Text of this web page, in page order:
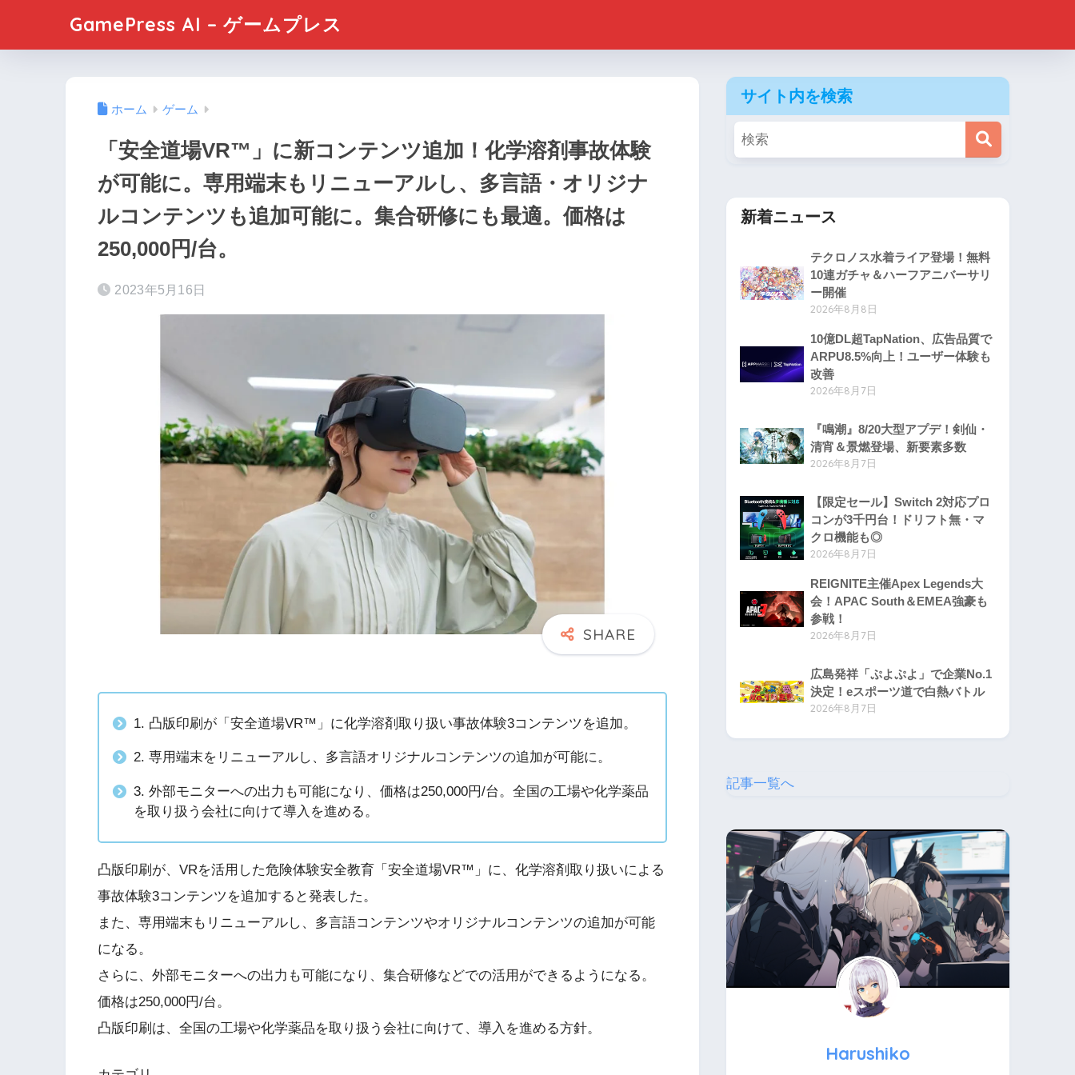
GamePress AI – ゲームプレス
ホーム ゲーム
「安全道場VR™」に新コンテンツ追加！化学溶剤事故体験
が可能に。専用端末もリニューアルし、多言語・オリジナ
ルコンテンツも追加可能に。集合研修にも最適。価格は
250,000円/台。
2023年5月16日
1. 凸版印刷が「安全道場VR™」に化学溶剤取り扱い事故体験3コンテンツを追加。
2. 専用端末をリニューアルし、多言語オリジナルコンテンツの追加が可能に。
3. 外部モニターへの出力も可能になり、価格は250,000円/台。全国の工場や化学薬品
を取り扱う会社に向けて導入を進める。
凸版印刷が、VRを活用した危険体験安全教育「安全道場VR™」に、化学溶剤取り扱いによる
事故体験3コンテンツを追加すると発表した。
また、専用端末もリニューアルし、多言語コンテンツやオリジナルコンテンツの追加が可能
になる。
さらに、外部モニターへの出力も可能になり、集合研修などでの活用ができるようになる。
価格は250,000円/台。
凸版印刷は、全国の工場や化学薬品を取り扱う会社に向けて、導入を進める方針。
サイト内を検索
新着ニュース
テクロノス水着ライア登場！無料
10連ガチャ＆ハーフアニバーサリ
ー開催
2026年8月8日
10億DL超TapNation、広告品質で
ARPU8.5%向上！ユーザー体験も
改善
2026年8月7日
『鳴潮』8/20大型アプデ！剣仙・
清宵＆景燃登場、新要素多数
2026年8月7日
【限定セール】Switch 2対応プロ
コンが3千円台！ドリフト無・マ
クロ機能も◎
2026年8月7日
REIGNITE主催Apex Legends大
会！APAC South＆EMEA強豪も
参戦！
2026年8月7日
広島発祥「ぷよぷよ」で企業No.1
決定！eスポーツ道で白熱バトル
2026年8月7日
記事一覧へ
Harushiko